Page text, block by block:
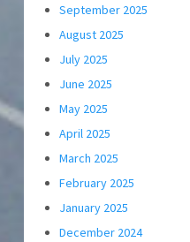
September 2025
August 2025
July 2025
June 2025
May 2025
April 2025
March 2025
February 2025
January 2025
December 2024